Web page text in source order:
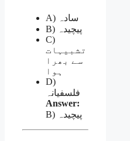
A) سادہ
B) پیچیدہ
C)
تشبیہات
سے بھرا
ہوا
D)
فلسفیانہ
Answer:
B) پیچیدہ